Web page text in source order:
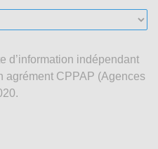
d’information indépendant
agrément CPPAP (Agences